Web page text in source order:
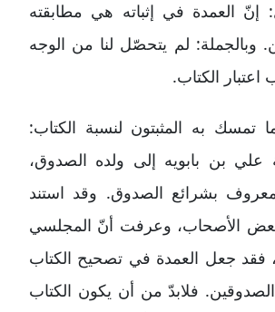
إنّ العمدة في إثباته هي مطابقته
وبالجملة: لم يتحصّل لنا من الوجه
الكتاب.
تمسك به المثبتون لنسبة الكتاب:
علي بن بابويه إلى ولده الصدوق،
بشرائع الصدوق. وقد استند
بعض الأصحاب، وعرفت أنّ المجلسي
فقد جعل العمدة في تصحيح الكتاب
فلابدّ من أن يكون الكتاب